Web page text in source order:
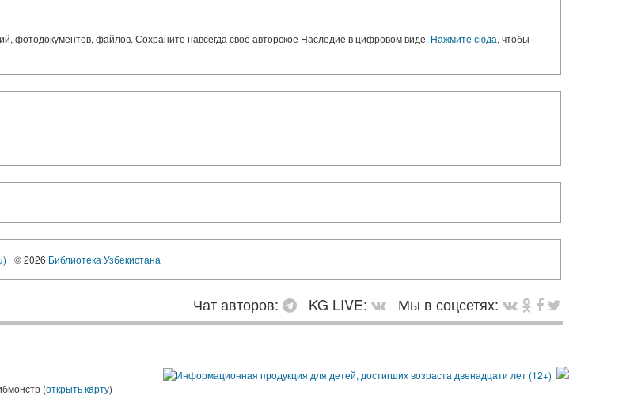
фотодокументов, файлов. Сохраните навсегда своё авторское Наследие в цифровом виде. Нажмите сюда, чтобы
© 2026 Библиотека Узбекистана
Чат авторов: KG LIVE:
Мы в соцсетях:
(открыть карту)